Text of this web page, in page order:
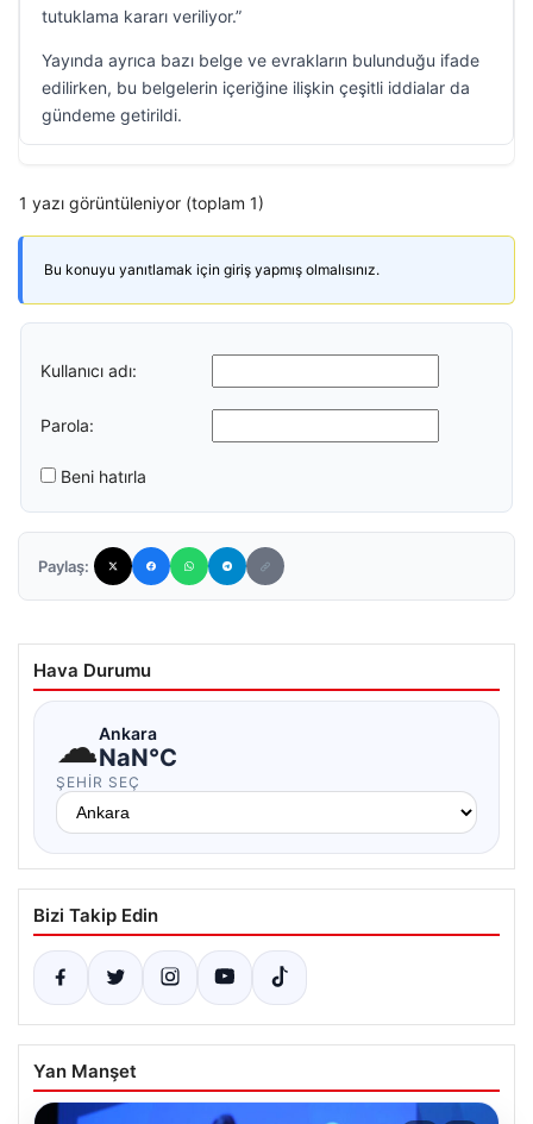
tutuklama kararı veriliyor.”
Yayında ayrıca bazı belge ve evrakların bulunduğu ifade
edilirken, bu belgelerin içeriğine ilişkin çeşitli iddialar da
gündeme getirildi.
1 yazı görüntüleniyor (toplam 1)
Bu konuyu yanıtlamak için giriş yapmış olmalısınız.
Kullanıcı adı:
Parola:
Beni hatırla
Paylaş:
Hava Durumu
☁Ankara
NaN°C
ŞEHIR SEÇ
Bizi Takip Edin
Yan Manşet